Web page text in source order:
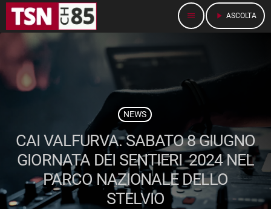
menu play_arrow ASCOLTA
NEWS
CAI VALFURVA. SABATO 8 GIUGNO
GIORNATA DEI SENTIERI 2024 NEL
PARCO NAZIONALE DELLO
STELVIO